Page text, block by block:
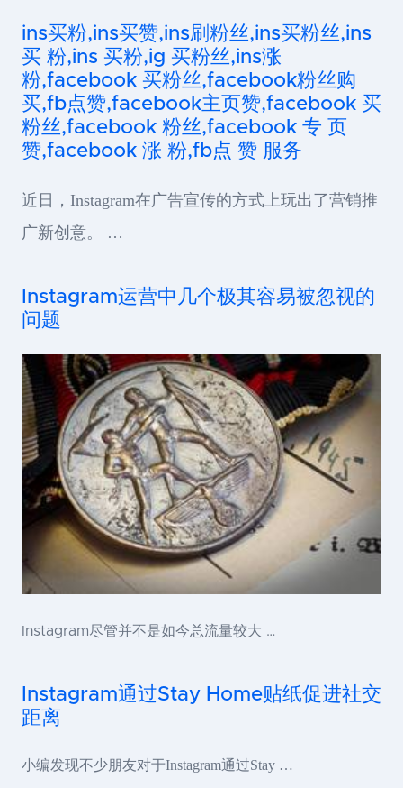
ins买粉,ins买赞,ins刷粉丝,ins买粉丝,ins
买 粉,ins 买粉,ig 买粉丝,ins涨
粉,facebook 买粉丝,facebook粉丝购
买,fb点赞,facebook主页赞,facebook 买
粉丝,facebook 粉丝,facebook 专 页
赞,facebook 涨 粉,fb点 赞 服务
近日，Instagram在广告宣传的方式上玩出了营销推
广新创意。 …
Instagram运营中几个极其容易被忽视的
问题
Instagram尽管并不是如今总流量较大 …
Instagram通过Stay Home贴纸促进社交
距离
小编发现不少朋友对于Instagram通过Stay …